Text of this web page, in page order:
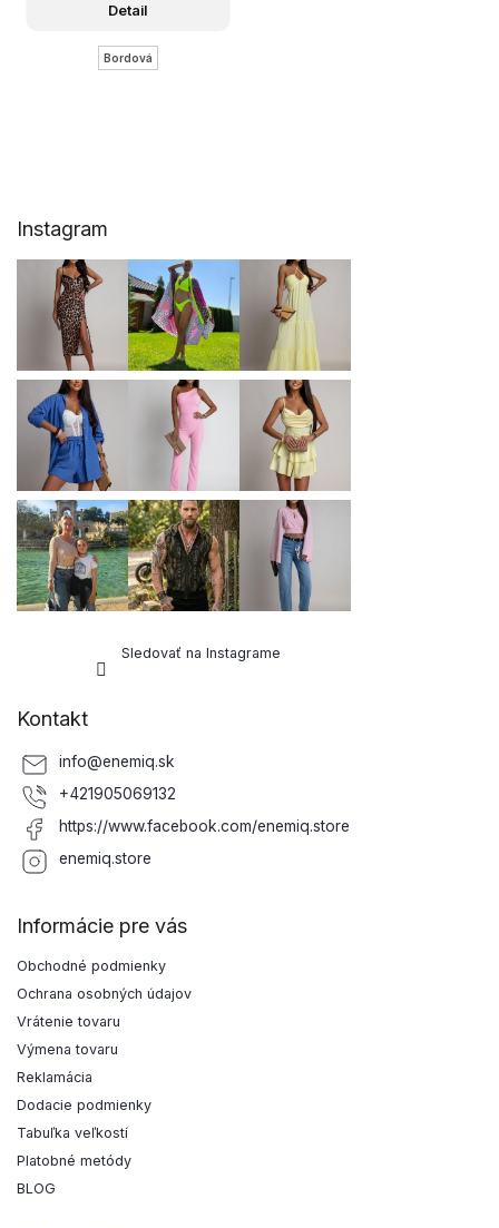
Detail
Bordová
Instagram
Sledovať na Instagrame
Kontakt
info@enemiq.sk
+421905069132
https://www.facebook.com/enemiq.store
enemiq.store
Informácie pre vás
Obchodné podmienky
Ochrana osobných údajov
Vrátenie tovaru
Výmena tovaru
Reklamácia
Dodacie podmienky
Tabuľka veľkostí
Platobné metódy
BLOG